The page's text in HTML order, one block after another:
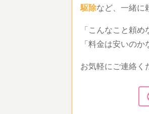
駆除など、一緒に
「こんなこと頼め
「料金は安いのか
お気軽にご連絡く